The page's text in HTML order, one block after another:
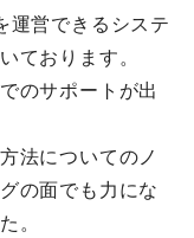
運営できるシステ
ております。
のサポートが出
法についてのノ
の面でも力にな
。